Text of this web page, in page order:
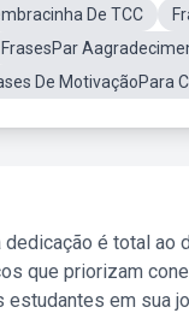
De TCC
FrasesPar
De MotivaçãoPara
dedicação é total
que priorizam
em sua